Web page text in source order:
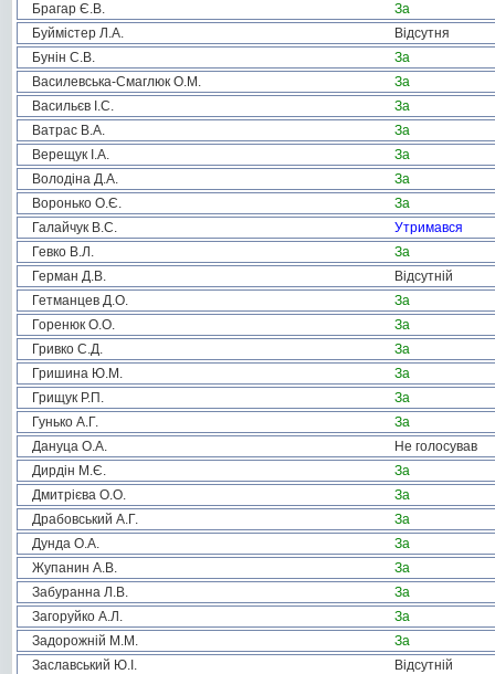
Брагар Є.В.
За
Буймістер Л.А.
Відсутня
Бунін С.В.
За
Василевська-Смаглюк О.М.
За
Васильєв І.С.
За
Ватрас В.А.
За
Верещук І.А.
За
Володіна Д.А.
За
Воронько О.Є.
За
Галайчук В.С.
Утримався
Гевко В.Л.
За
Герман Д.В.
Відсутній
Гетманцев Д.О.
За
Горенюк О.О.
За
Гривко С.Д.
За
Гришина Ю.М.
За
Грищук Р.П.
За
Гунько А.Г.
За
Дануца О.А.
Не голосував
Дирдін М.Є.
За
Дмитрієва О.О.
За
Драбовський А.Г.
За
Дунда О.А.
За
Жупанин А.В.
За
Забуранна Л.В.
За
Загоруйко А.Л.
За
Задорожній М.М.
За
Заславський Ю.І.
Відсутній